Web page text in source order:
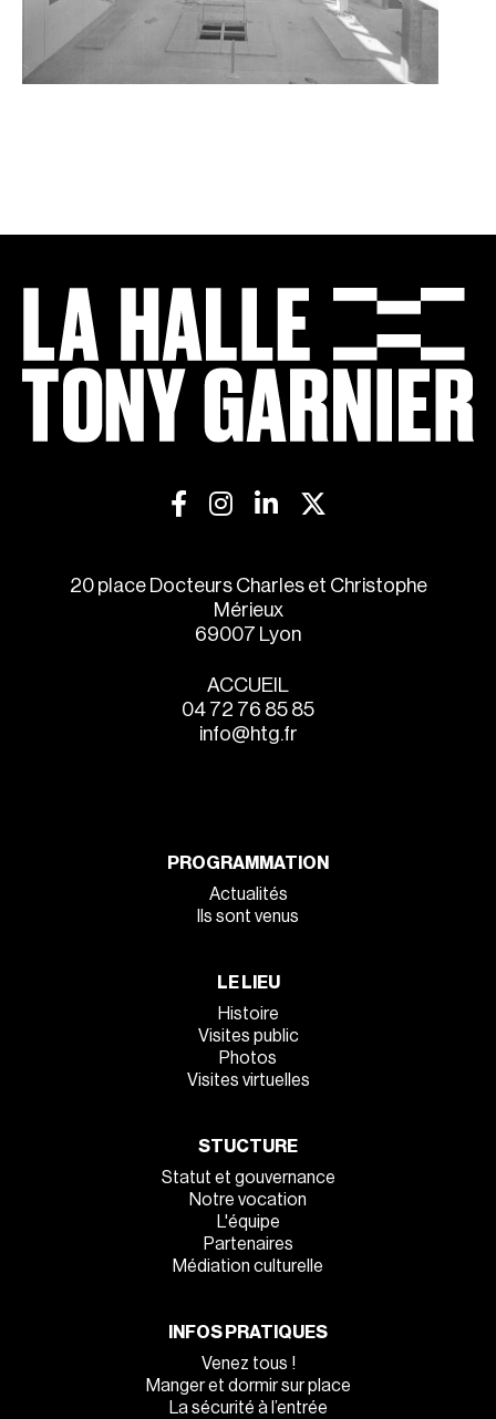
20 place Docteurs Charles et Christophe
Mérieux
69007 Lyon
ACCUEIL
04 72 76 85 85
info@htg.fr
PROGRAMMATION
Actualités
Ils sont venus
LE LIEU
Histoire
Visites public
Photos
Visites virtuelles
STUCTURE
Statut et gouvernance
Notre vocation
L'équipe
Partenaires
Médiation culturelle
INFOS PRATIQUES
Venez tous !
Manger et dormir sur place
La sécurité à l’entrée